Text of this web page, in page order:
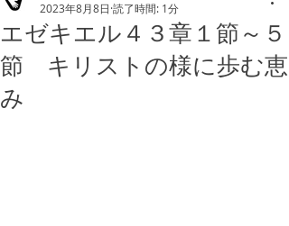
エゼキエル４３章１節～５
節 キリストの様に歩む恵
み
2023年8月8日 読了時間: 1分